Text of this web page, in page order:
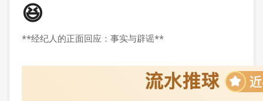
😆
**经纪人的正面回应：事实与辟谣**